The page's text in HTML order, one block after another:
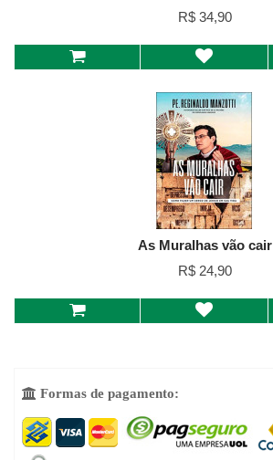
R$ 34,90
As Muralhas vão cair
R$ 24,90
 Formas de pagamento: